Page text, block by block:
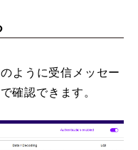
ように受信メッセー
確認できます。